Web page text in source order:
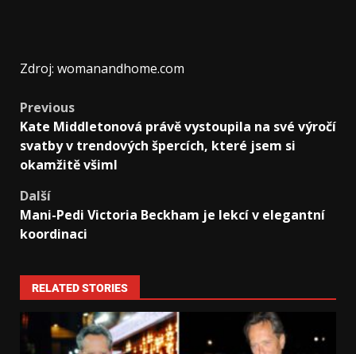
Zdroj: womanandhome.com
Previous
Kate Middletonová právě vystoupila na své výročí
svatby v trendových špercích, které jsem si
okamžitě všiml
Další
Mani-Pedi Victoria Beckham je lekcí v elegantní
koordinaci
RELATED STORIES